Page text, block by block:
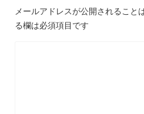
メールアドレスが公開されること
る欄は必須項目です